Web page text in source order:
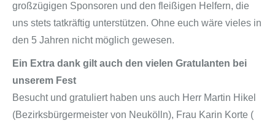
großzügigen Sponsoren und den fleißigen Helfern, die
uns stets tatkräftig unterstützen. Ohne euch wäre vieles in
den 5 Jahren nicht möglich gewesen.
Ein Extra dank gilt auch den vielen Gratulanten bei
unserem Fest
Besucht und gratuliert haben uns auch Herr Martin Hikel
(Bezirksbürgermeister von Neukölln), Frau Karin Korte (